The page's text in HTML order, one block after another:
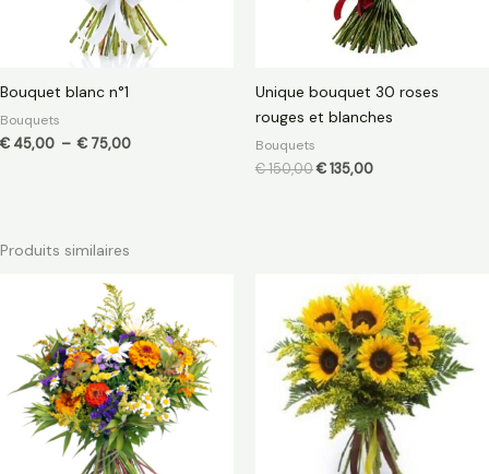
Bouquet blanc n°1
Bouquets
€ 45,00 – € 75,00
Unique bouquet 30 roses
rouges et blanches
Bouquets
€150,00€135,00
Produits similaires
de
prix :
€ 40,00
à
€ 65,00